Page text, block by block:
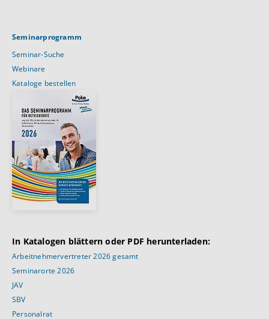
Seminarprogramm
Seminar-Suche
Webinare
Kataloge bestellen
In Katalogen blättern oder PDF herunterladen:
Arbeitnehmervertreter 2026 gesamt
Seminarorte 2026
JAV
SBV
Personalrat